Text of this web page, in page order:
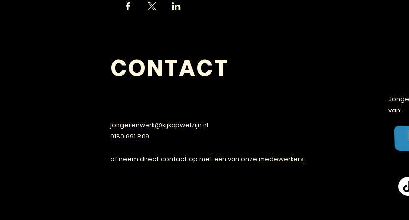
jongerenwerk@kijkopwelzijn.nl
0180 691 809
of neem direct contact op met één van onze medewerkers.
van:
CONTACT